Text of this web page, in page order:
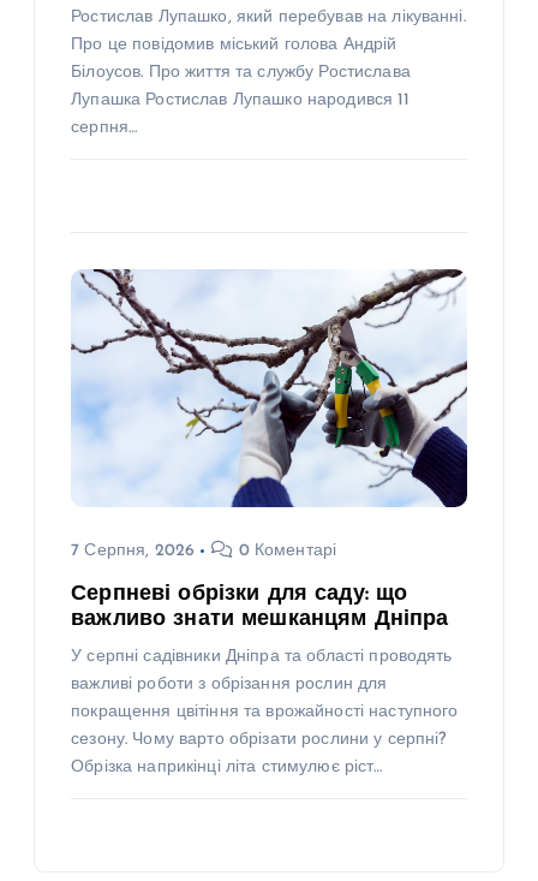
Ростислав Лупашко, який перебував на лікуванні.
Про це повідомив міський голова Андрій
Білоусов. Про життя та службу Ростислава
Лупашка Ростислав Лупашко народився 11
серпня…
7 Серпня, 2026 0 Коментарі
Серпневі обрізки для саду: що
важливо знати мешканцям Дніпра
У серпні садівники Дніпра та області проводять
важливі роботи з обрізання рослин для
покращення цвітіння та врожайності наступного
сезону. Чому варто обрізати рослини у серпні?
Обрізка наприкінці літа стимулює ріст…